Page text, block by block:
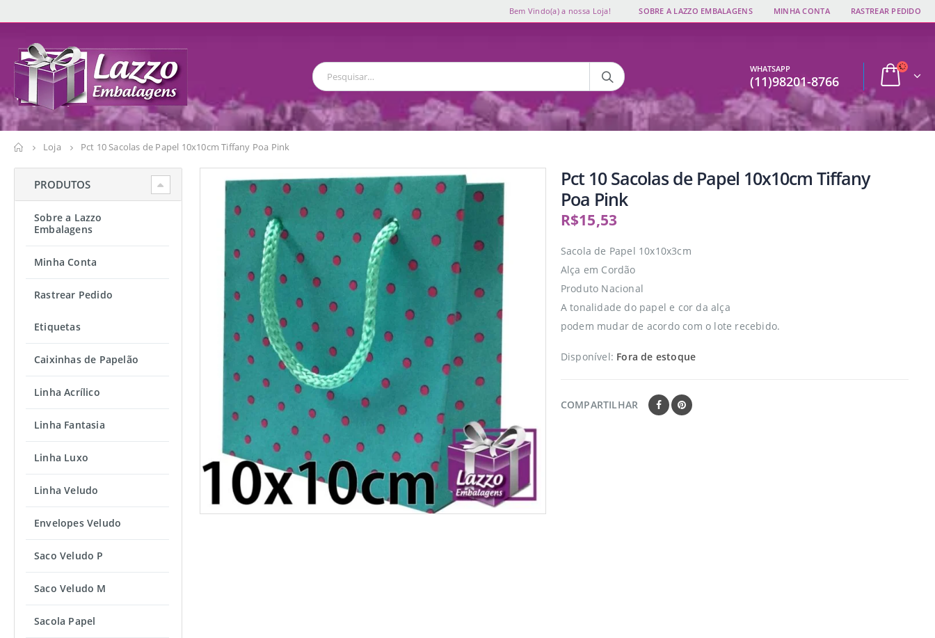
Bem Vindo(a) a nossa Loja! SOBRE A LAZZO EMBALAGENS MINHA CONTA RASTREAR PEDIDO
WHATSAPP
(11)98201-8766
Loja Pct 10 Sacolas de Papel 10x10cm Tiffany Poa Pink
Pct 10 Sacolas de Papel 10x10cm Tiffany
Poa Pink
R$15,53
Sacola de Papel 10x10x3cm
Alça em Cordão
Produto Nacional
A tonalidade do papel e cor da alça
podem mudar de acordo com o lote recebido.
Disponível: Fora de estoque
COMPARTILHAR
PRODUTOS
Sobre a Lazzo
Embalagens
Minha Conta
Rastrear Pedido
Etiquetas
Caixinhas de Papelão
Linha Acrílico
Linha Fantasia
Linha Luxo
Linha Veludo
Envelopes Veludo
Saco Veludo P
Saco Veludo M
Sacola Papel